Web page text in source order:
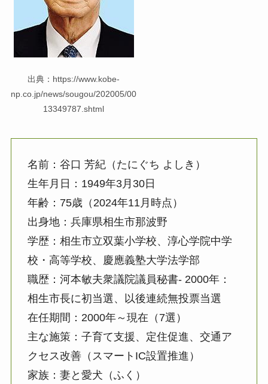
出典：https://www.kobe-
np.co.jp/news/sougou/202005/00
13349787.shtml
名前：谷口 芳紀（たにぐち よしき）
生年月日：1949年3月30日
年齢：75歳（2024年11月時点）
出身地：兵庫県相生市那波野
学歴：相生市立双葉小学校、淳心学院中学
校・高等学校、慶應義塾大学法学部
職歴：河本敏夫衆議院議員秘書- 2000年：
相生市長に初当選、以後連続無投票当選
在任期間：2000年～現在（7選）
主な施策：子育て支援、定住促進、交通ア
クセス改善（スマートIC設置推進）
家族： 妻と愛犬（ふく）